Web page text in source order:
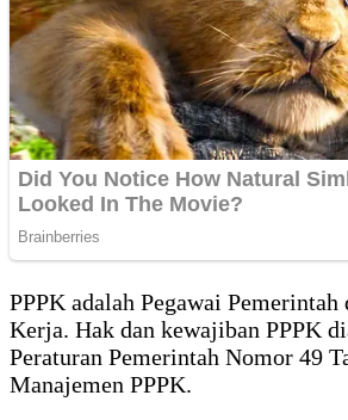
PPPK adalah Pegawai Pemerintah
Kerja. Hak dan kewajiban PPPK
Peraturan Pemerintah Nomor 49
Manajemen PPPK.